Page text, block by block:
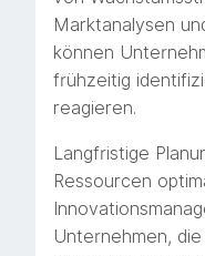
Marktanalysen
können
frühzeitig
reagieren.
Langfristige
Ressourcen
Unternehmen,